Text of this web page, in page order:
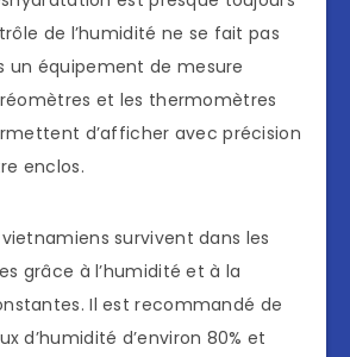
de l’humidité ne se fait pas
un équipement de mesure
et les thermomètres
d’afficher avec précision
enclos.
survivent dans les
grâce à l’humidité et à la
Il est recommandé de
d’humidité d’environ 80% et